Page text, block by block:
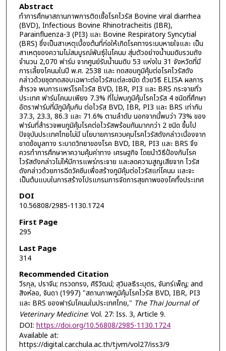
Abstract
ทำการศึกษาสถานภาพการติดเชื้อโรคไวรัส Bovine viral diarrhea
(BVD), Infectious Bovine Rhinotracheitis (IBR),
Parainfluenza-3 (PI3) และ Bovine Respiratory Syncytial
(BRS) ซึ่งเป็นสาเหตุเบื้องต้นที่ก่อให้เกิดโรคทางระบบหายใจและ เป็น
สาเหตุของความไม่สมบูรณ์พันธุ์ในโคนม สุ่มตัวอย่างน้ำนมดิบรวมถัง
จำนวน 2,070 ฟาร์ม จากศูนย์รับน้ำนมดิบ 53 แห่งใน 31 จังหวัดที่มี
การเลี้ยงโคนมในปี พ.ศ. 2538 และ ทดสอบภูมิคุ้มต่อโรคไวรัสดัง
กล่าวด้วยชุดทดสอบเฉพาะต่อไวรัสแต่ละชนิด ด้วยวิธี ELISA ผลการ
สำรวจ พบการแพร่โรคไวรัส BVD, IBR, PI3 และ BRS กระจายทั่ว
ประเทศ ฟาร์มโคนมเพียง 7.3% ที่ไม่พบภูมิคุ้มโรคไวรัส 4 ชนิดที่ศึกษา
อัตราฟาร์มที่มีภูมิคุ้มกัน ต่อไวรัส BVD, IBR, PI3 และ BRS เท่ากับ
37.3, 23.3, 86.3 และ 71.6% ตามลำดับ นอกจากนี้พบว่า 73% ของ
ฟาร์มที่สำรวจพบภูมิคุ้มโรคต่อไวรัสพร้อมกันมากกว่า 2 ชนิด ขึ้นไป
ปัจจุบันประเทศไทยไม่มี นโยบายการควบคุมโรคไวรัสดังกล่าวเนื่องจาก
ขาดข้อมูลทาง ระบาดวิทยาของโรค BVD, IBR, PI3 และ BRS จึง
ควรทําการศึกษาหาความคุ้มค่าทาง เศรษฐกิจ โดยนำวิธีป้องกันโรค
ไวรัสดังกล่าวไม่ให้มีการแพร่กระจาย และลดความสูญเสียจาก ไวรัส
ดังกล่าวด้วยการฉีดวัคซีนเพื่อสร้างภูมิคุ้มต่อไวรัสแก่โคนม และจะ
เป็นต้นแบบในการสร้างโปรแกรมการจัดการสุขภาพของโคทั้งประเทศ
DOI
10.56808/2985-1130.1724
First Page
295
Last Page
314
Recommended Citation
วีรกุล, ปราจีน; ทรวดทรง, ศิริวัฒน์; สุวิมลธีระบุตร, จันทร์เพ็ญ; and
สิงห์ลอ, จินดา (1997) "สถานภาพภูมิคุ้มโรคไวรัส BVD, IBR, PI3
และ BRS ของฟาร์มโคนมในประเทศไทย," The Thai Journal of
Veterinary Medicine: Vol. 27: Iss. 3, Article 9.
DOI: https://doi.org/10.56808/2985-1130.1724
Available at:
https://digital.car.chula.ac.th/tjvm/vol27/iss3/9